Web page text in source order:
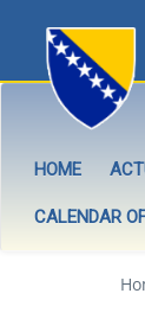
HOME
CALENDAR